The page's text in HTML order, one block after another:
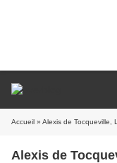
Accueil » Alexis de Tocqueville,
Alexis de